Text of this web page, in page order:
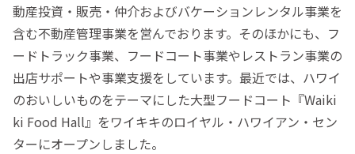
動産投資・販売・仲介およびバケーションレンタル事業を
含む不動産管理事業を営んでおります。そのほかにも、フ
ードトラック事業、フードコート事業やレストラン事業の
出店サポートや事業支援をしています。最近では、ハワイ
のおいしいものをテーマにした大型フードコート『Waiki
ki Food Hall』をワイキキのロイヤル・ハワイアン・セン
ターにオープンしました。